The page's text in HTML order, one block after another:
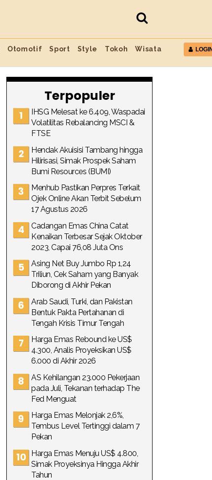
Otomotif Sport Style Tokoh Wisata
Terpopuler
IHSG Melesat ke 6.409, Waspadai
Volatilitas Rebalancing MSCI &
FTSE
Hendak Akuisisi Tambang hingga
Hilirisasi, Simak Prospek Saham
Bumi Resources (BUMI)
Menhub Pastikan Perpres Terkait
Ojek Online Akan Terbit Sebelum
17 Agustus 2026
Cadangan Emas China Catat
Kenaikan Terbesar Sejak Oktober
2023, Capai 76,08 Juta Ons
Asing Net Buy Jumbo Rp 1,24
Triliun, Cek Saham yang Banyak
Diborong di Akhir Pekan
Arab Saudi, Turki, dan Pakistan
Bentuk Pakta Pertahanan di
Tengah Krisis Timur Tengah
Harga Emas Rebound ke US$
4.300, Analis Proyeksikan US$
6.000 di Akhir 2026
AS Kehilangan 23.000 Pekerjaan
pada Juli, Tekanan terhadap The
Fed Menguat
Harga Emas Melonjak 2,6%,
Tembus Level Tertinggi dalam 7
Pekan
Harga Emas Menuju US$ 4.800,
Simak Proyeksinya Hingga Akhir
Tahun